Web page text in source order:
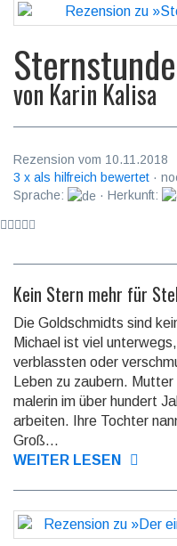
Sternstunde
von Karin Kalisa
Rezension vom 10.11.2018
3 x als hilfreich bewertet ·
Sprache:
· Herkunft:
Kein Stern mehr für
Die Goldschmidts sind
Michael ist viel
verblassten oder
Leben zu zaubern.
malerin im über hundert
arbeiten. Ihre Tochter
Groß...
WEITER LESEN